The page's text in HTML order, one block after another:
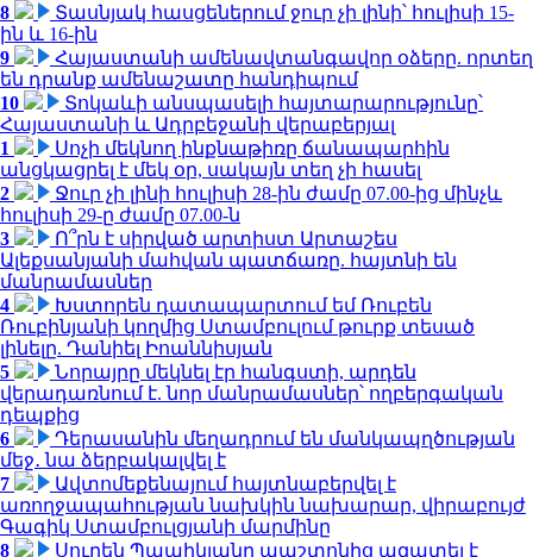
8
Տասնյակ հասցեներում ջուր չի լինի՝ հուլիսի 15-
ին և 16-ին
9
Հայաստանի ամենավտանգավոր օձերը. որտեղ
են դրանք ամենաշատը հանդիպում
10
Տոկաևի անսպասելի հայտարարությունը՝
Հայաստանի և Ադրբեջանի վերաբերյալ
1
Սոչի մեկնող ինքնաթիռը ճանապարհին
անցկացրել է մեկ օր, սակայն տեղ չի հասել
2
Ջուր չի լինի հուլիսի 28-ին ժամը 07.00-ից մինչև
հուլիսի 29-ը ժամը 07.00-ն
3
Ո՞րն է սիրված արտիստ Արտաշես
Ալեքսանյանի մահվան պատճառը. հայտնի են
մանրամասներ
4
Խստորեն դատապարտում եմ Ռուբեն
Ռուբինյանի կողմից Ստամբուլում թուրք տեսած
լինելը. Դանիել Իոաննիսյան
5
Նորայրը մեկնել էր հանգստի, արդեն
վերադառնում է. նոր մանրամասներ՝ ողբերգական
դեպքից
6
Դերասանին մեղադրում են մանկապղծության
մեջ․ նա ձերբակալվել է
7
Ավտոմեքենայում հայտնաբերվել է
առողջապահության նախկին նախարար, վիրաբույժ
Գագիկ Ստամբուլցյանի մարմինը
8
Սուրեն Պապիկյանը պաշտոնից ազատել է